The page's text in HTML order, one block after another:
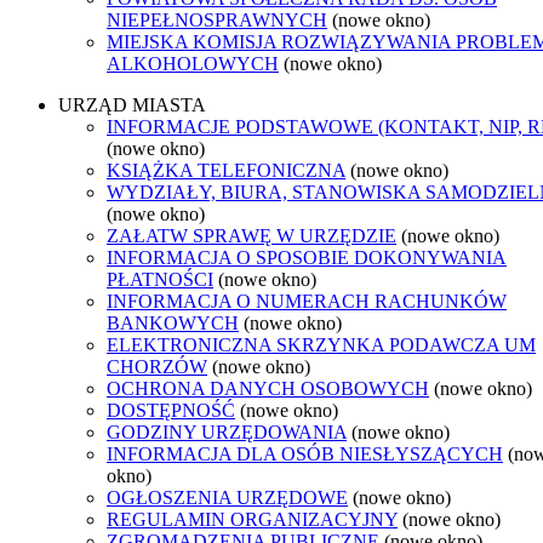
NIEPEŁNOSPRAWNYCH (nowe okno)
MIEJSKA KOMISJA ROZWIĄZYWANIA
ALKOHOLOWYCH (nowe okno)
URZĄD MIASTA
INFORMACJE PODSTAWOWE (KONTAKT, NIP,
(nowe okno)
KSIĄŻKA TELEFONICZNA (nowe okno)
WYDZIAŁY, BIURA, STANOWISKA
(nowe okno)
ZAŁATW SPRAWĘ W URZĘDZIE (nowe okno)
INFORMACJA O SPOSOBIE DOKONYWANIA
PŁATNOŚCI (nowe okno)
INFORMACJA O NUMERACH RACHUNKÓW
BANKOWYCH (nowe okno)
ELEKTRONICZNA SKRZYNKA PODAWCZA UM
CHORZÓW (nowe okno)
OCHRONA DANYCH OSOBOWYCH (nowe okno)
DOSTĘPNOŚĆ (nowe okno)
GODZINY URZĘDOWANIA (nowe okno)
INFORMACJA DLA OSÓB NIESŁYSZĄCYCH
okno)
OGŁOSZENIA URZĘDOWE (nowe okno)
REGULAMIN ORGANIZACYJNY (nowe okno)